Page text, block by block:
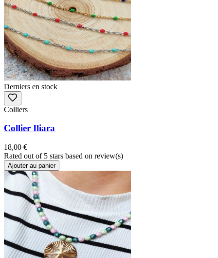
Derniers en stock
Colliers
Collier Iliara
18,00 €
Rated out of 5 stars based on review(s)
Ajouter au panier